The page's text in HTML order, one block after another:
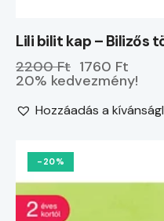
Lili bilit kap – Bilizős
2200 Ft 1760 Ft
20% kedvezmény!
Hozzáadás a
-20%